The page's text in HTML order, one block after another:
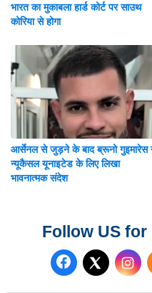
भारत का मुकाबला हार्ड कोर्ट पर साउथ
कोरिया से होगा
आर्सेनल से जुड़ने के बाद ब्रूनो गुइमारेस
न्यूकैसल यूनाइटेड के लिए लिखा
भावनात्मक संदेश
Follow US
Follow us on
Follow us